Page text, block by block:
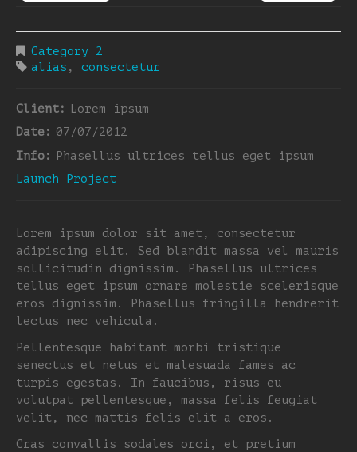
Category 2
alias , consectetur
Client:
Lorem ipsum
Date: 07/07/2012
Info:
Phasellus ultrices tellus eget ipsum
Launch Project
Lorem ipsum dolor sit amet, consectetur
adipiscing elit. Sed blandit massa vel mauris
sollicitudin dignissim. Phasellus ultrices
tellus eget ipsum ornare molestie scelerisque
eros dignissim. Phasellus fringilla hendrerit
lectus nec vehicula.
Pellentesque habitant morbi tristique
senectus et netus et malesuada fames ac
turpis egestas. In faucibus, risus eu
volutpat pellentesque, massa felis feugiat
velit, nec mattis felis elit a eros.
Cras convallis sodales orci, et pretium